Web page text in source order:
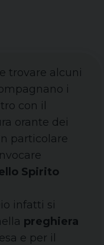
trovare alcuni
i
con il
orante dei
particolare
Spirito
infatti si
preghiera
e per il